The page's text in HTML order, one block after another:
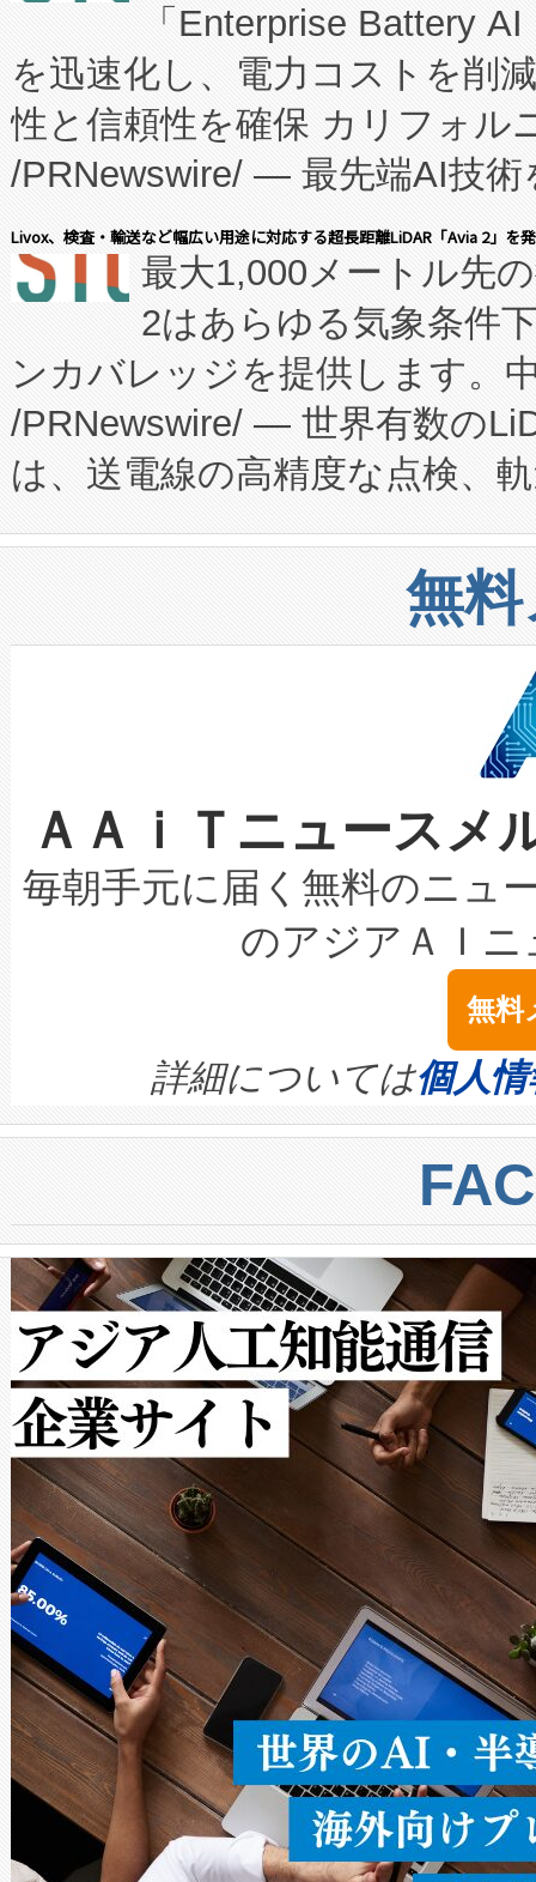
たNeXは、バイオ医薬品製造
従来のフェッドバッチ施設の
に、患者やサプライチェーン
キー方式で拡張性が高く、持
す。FCCM‑を活用した現地生
患者にとっての費用負担を大
のアクセスを大幅に拡大する
Fully-Connected Continuous
プログラムには、施設設計・
に関する技術移転および知的
構造化トレーニングカリキュ
上げおよび商用化段階におけ
設備整備および立ち上げ調整
加組織は、Enzeneのバイオ
選定された製品について、自
取得できる可能性もあります
設には、3億～4億ドルかか
最高経営責任者（CEO）であ
す。「当社のfully-connected
ームを利用すれば、6,000万
きます。この効率性は、フェ
「Enterprise Battery
を迅速化し、電力コストを削
性と信頼性を確保 カリフォル
/PRNewswire/ — 最先端AI技術
会社エーアイ・アンド：本社
President原信平）と、エンタ
ードするVoltaiqは、日本にあ
ーエネルギー貯蔵システム（
た。 Voltaiq独自のAI搭載プラ
定、統合、導入、運用に至る
安全性を追跡し、確保する事
増加しているデータセンター
る電力網に大きな負担をかけ
事業者の負担軽減という課題
系統連系を迅速にし、ピーク
限を超えて利用可能な電力容
持できるよう貢献します。こ
ービスレベル契約（SLA）違
テリー性能の劣化によるダウ
念は、現在データセンターが
ます。 Voltaiq provides a
quality and reliability for AI
BESS stack to ensure battery
centers. Voltaiqは、ai&のAI
からシステム統合、試運転、
クルの各段階のデータを監視
[…]
Livox、検査・輸送など幅広い用途に対応する超長距離LiDAR「Avia 2」を
最大1,000メートル先
2はあらゆる気象条件
ンカバレッジを提供します。
/PRNewswire/ — 世界有数の
は、送電線の高精度な点検、
や穀物倉庫におけるバルク材
リューション「Avia 2」を発
したAvia 2は、1,000メート
狭視野のFOVを切り替えるこ
ケーブル、枝などの細かな対
なレーザースポットにより、
な環境下でも豊かなディテー
キロメートル範囲を検出
LiDAR for Inspections,
は1535 nmレーザーを搭載。
イズの小径化を実現すること
す。ノーマルモードでは、
ートル先まで検出でき、これ
トに対して約600メートルに
では、反射率10％のターゲッ
で向上し、最大検知距離は
ットだけで最大1キロメート
ルの変電所周囲を監視でき、
作業と点群処理を簡素化でき
Avia 2は、2種類のFOVオプシ
× 80°のノーマルモード、長
ードを切り替えて使用するこ
ることなく、単一のデバイス
うにします。遠距離まで届く
密度なスキャ […]
無
ＡＡｉＴニュース
毎朝手元に届く無料のニュ
のアジアＡＩ
無料
詳細については個人